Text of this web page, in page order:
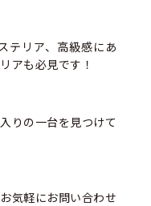
テリア、高級感にあ
アも必見です！
りの一台を見つけて
気軽にお問い合わせ